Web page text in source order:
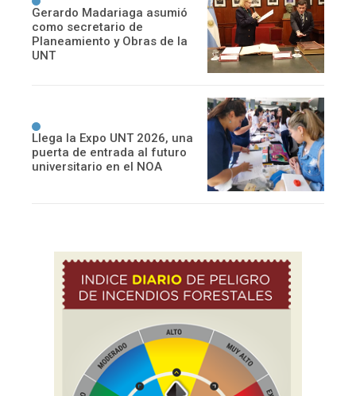
Gerardo Madariaga asumió
como secretario de
Planeamiento y Obras de la
UNT
Llega la Expo UNT 2026, una
puerta de entrada al futuro
universitario en el NOA